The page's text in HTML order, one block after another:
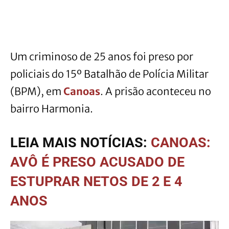
Um criminoso de 25 anos foi preso por
policiais do 15º Batalhão de Polícia Militar
(BPM), em Canoas. A prisão aconteceu no
bairro Harmonia.
LEIA MAIS NOTÍCIAS: CANOAS:
AVÔ É PRESO ACUSADO DE
ESTUPRAR NETOS DE 2 E 4
ANOS